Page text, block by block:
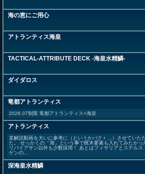
海の恵にご用心
アトランティス海皇
TACTICAL-ATTRIBUTE DECK -海皇水精鱗-
ダイダロス
竜都アトランティス
2026.07制限 竜都アトランティス+海皇
アトランティス
某解説動画を大いに参考に（というかパクｒ…）させていた
た。 せっかくの「海」という事で梶木要素も入れてみたかっ
リバイアサン以外も少数採用！ あとはフィサリアとステルス
ゲンの...
深海皇水精鱗